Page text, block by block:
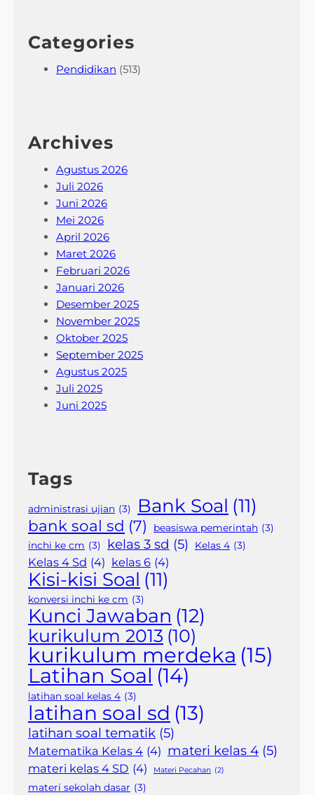
Categories
Pendidikan (513)
Archives
Agustus 2026
Juli 2026
Juni 2026
Mei 2026
April 2026
Maret 2026
Februari 2026
Januari 2026
Desember 2025
November 2025
Oktober 2025
September 2025
Agustus 2025
Juli 2025
Juni 2025
Tags
administrasi ujian (3) Bank Soal (11)
bank soal sd (7) beasiswa pemerintah (3)
inchi ke cm (3) kelas 3 sd (5) Kelas 4 (3)
Kelas 4 Sd (4) kelas 6 (4)
Kisi-kisi Soal (11)
konversi inchi ke cm (3)
Kunci Jawaban (12)
kurikulum 2013 (10)
kurikulum merdeka (15)
Latihan Soal (14)
latihan soal kelas 4 (3)
latihan soal sd (13)
latihan soal tematik (5)
Matematika Kelas 4 (4) materi kelas 4 (5)
materi kelas 4 SD (4) Materi Pecahan (2)
materi sekolah dasar (3)